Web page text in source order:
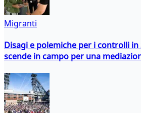
Migranti
Disagi e polemiche per i controlli in
scende in campo per una